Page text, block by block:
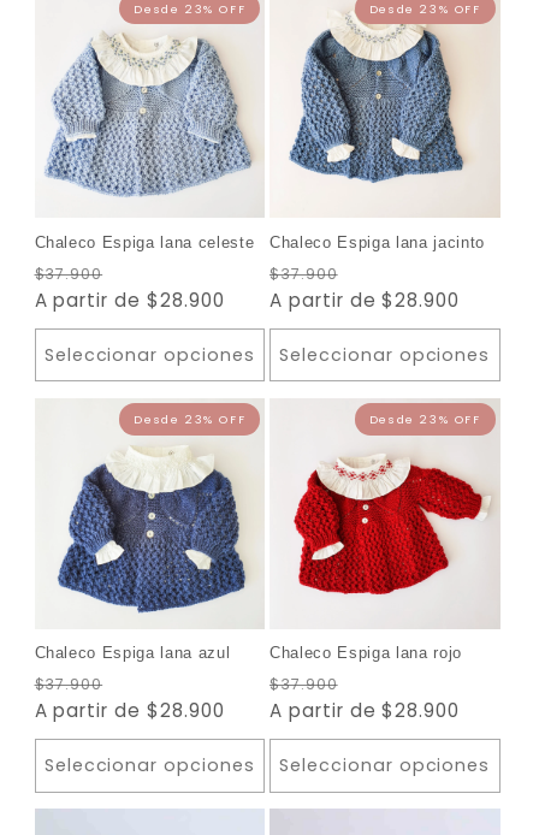
Desde 23% OFF Desde
Desde 23% OFF
Chaleco Espiga lana celeste
Precio
habitual
$37.900
de
oferta
A partir de $28.900
Seleccionar opciones
Chaleco Espiga lana jacinto
Precio
habitual
$37.900
de
oferta
A partir de $28.900
Seleccionar opciones
Chaleco Espiga lana azul
Precio
habitual
$37.900
de
oferta
A partir de $28.900
Seleccionar opciones
Chaleco Espiga lana rojo
Precio
habitual
$37.900
de
oferta
A partir de $28.900
Seleccionar opciones